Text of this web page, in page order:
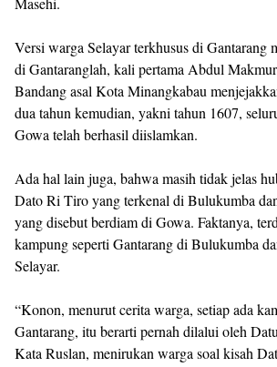
Versi warga Selayar terkhusus di Gantarang
di Gantaranglah, kali pertama Abdul
Bandang asal Kota Minangkabau
dua tahun kemudian, yakni tahun 1607,
Gowa telah berhasil diislamkan.
Ada hal lain juga, bahwa masih tidak jelas
Dato Ri Tiro yang terkenal di Bulukumba
yang disebut berdiam di Gowa. Faktanya,
kampung seperti Gantarang di Bulukumba
Selayar.
“Konon, menurut cerita warga, setiap ada
Gantarang, itu berarti pernah dilalui oleh
Kata Ruslan, menirukan warga soal kisah